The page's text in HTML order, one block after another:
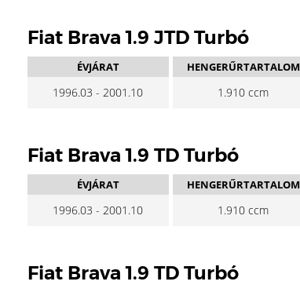
Fiat Brava 1.9 JTD Turbó
ÉVJÁRAT
1996.03 - 2001.10
HENGERŰRTARTALOM
1.910 ccm
Fiat Brava 1.9 TD Turbó
ÉVJÁRAT
1996.03 - 2001.10
HENGERŰRTARTALOM
1.910 ccm
Fiat Brava 1.9 TD Turbó